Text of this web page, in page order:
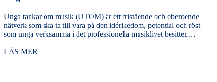
Unga tankar om musik (UTOM) är ett fristående och oberoende
nätverk som ska ta till vara på den idérikedom, potential och röst
som unga verksamma i det professionella musiklivet besitter.…
LÄS MER